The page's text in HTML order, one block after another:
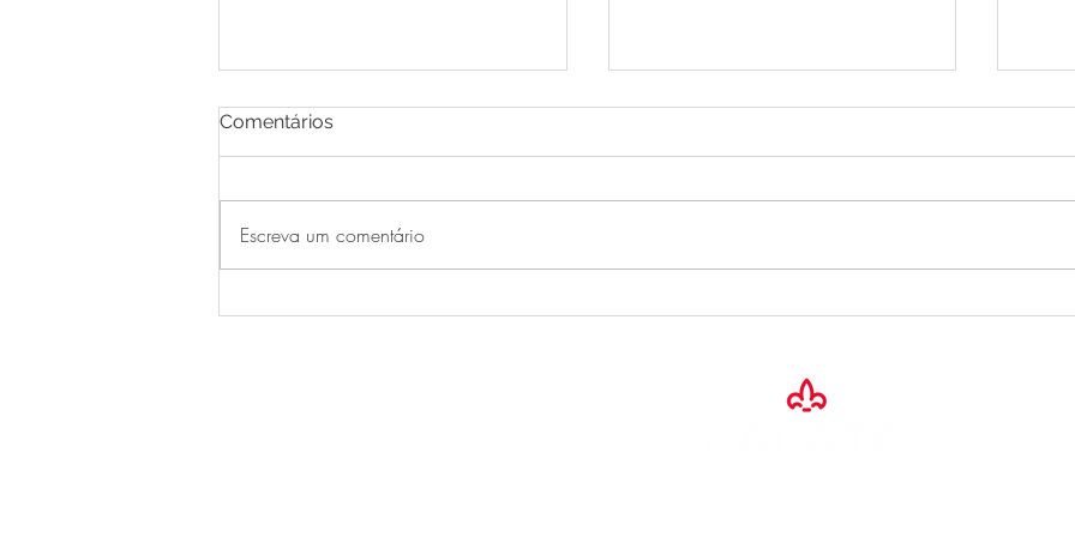
Comentários
Escreva um comentário